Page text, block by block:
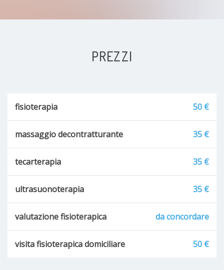
PREZZI
fisioterapia 50 €
massaggio decontratturante 35 €
tecarterapia 35 €
ultrasuonoterapia 35 €
valutazione fisioterapica da concordare
visita fisioterapica domiciliare 50 €